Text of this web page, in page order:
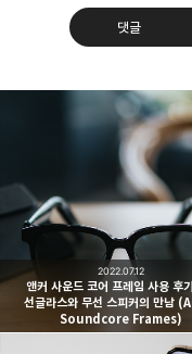
댓글
빛으로 쓴 편지
분야 크리에이터
여행하고 사진을 찍습니다.
구독하기
구독하기
앤커 사운드 코어 프레임 사용 후
선글라스와 무선 스피커의 만남
Soundcore Frames)
2022.07.12